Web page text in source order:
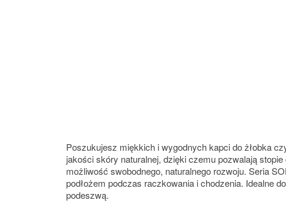
Poszukujesz miękkich i wygodnych kapci do żłobka
jakości skóry naturalnej, dzięki czemu pozwalają
możliwość swobodnego, naturalnego rozwoju. Seria
podłożem podczas raczkowania i chodzenia. Idealne
podeszwą.